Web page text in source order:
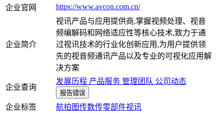
企业官网
https://www.avcon.com.cn/
企业简介
视讯产品与应用提供商,掌握视频处理、视音
频编解码和网络适应性等核心技术,致力于通
过视讯技术的行业化创新应用,为用户提供领
先的视音频通讯产品以及专业的可视化应用解
决方案
企业查询
发展历程 产品服务 管理团队 公司动态
报告错误
企业标签 航拍 图传数传零部件视讯